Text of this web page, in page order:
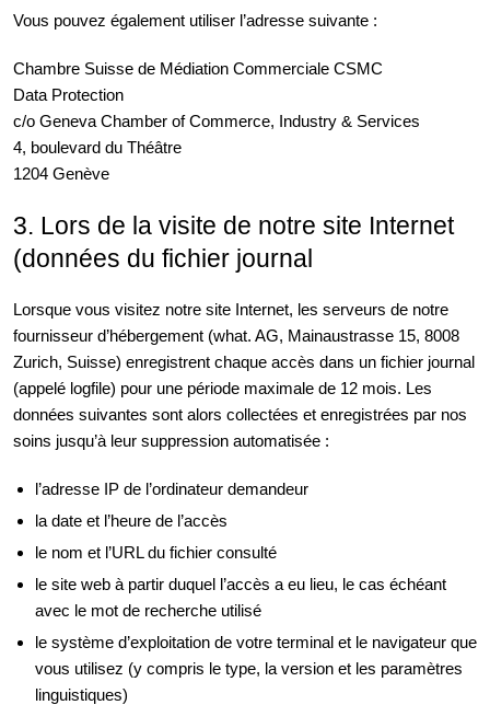
Vous pouvez également utiliser l’adresse suivante :
Chambre Suisse de Médiation Commerciale CSMC
Data Protection
c/o Geneva Chamber of Commerce, Industry & Services
4, boulevard du Théâtre
1204 Genève
3. Lors de la visite de notre site Internet
(données du fichier journal
Lorsque vous visitez notre site Internet, les serveurs de notre
fournisseur d’hébergement (what. AG, Mainaustrasse 15, 8008
Zurich, Suisse) enregistrent chaque accès dans un fichier journal
(appelé logfile) pour une période maximale de 12 mois. Les
données suivantes sont alors collectées et enregistrées par nos
soins jusqu’à leur suppression automatisée :
l’adresse IP de l’ordinateur demandeur
la date et l’heure de l’accès
le nom et l’URL du fichier consulté
le site web à partir duquel l’accès a eu lieu, le cas échéant
avec le mot de recherche utilisé
le système d’exploitation de votre terminal et le navigateur que
vous utilisez (y compris le type, la version et les paramètres
linguistiques)